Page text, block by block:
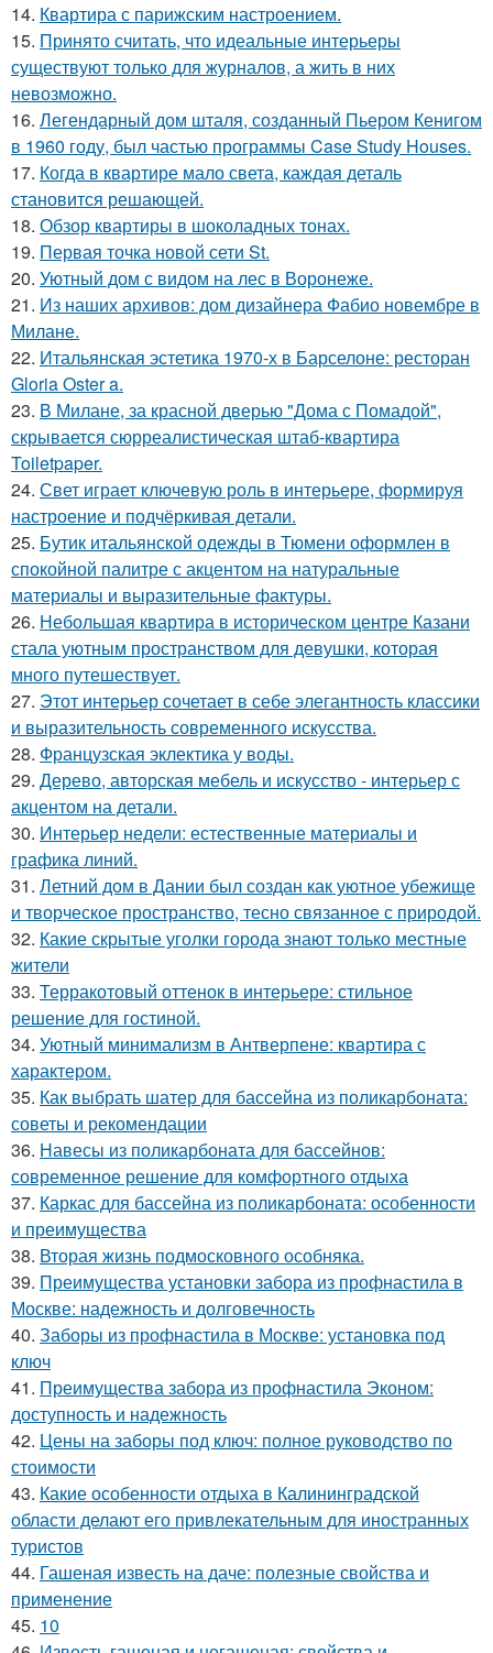
14. Квартира с парижским настроением.
15. Принято считать, что идеальные интерьеры
существуют только для журналов, а жить в них
невозможно.
16. Легендарный дом шталя, созданный Пьером Кенигом
в 1960 году, был частью программы Case Study Houses.
17. Когда в квартире мало света, каждая деталь
становится решающей.
18. Обзор квартиры в шоколадных тонах.
19. Первая точка новой сети St.
20. Уютный дом с видом на лес в Воронеже.
21. Из наших архивов: дом дизайнера Фабио новембре в
Милане.
22. Итальянская эстетика 1970-х в Барселоне: ресторан
Gloria Oster a.
23. В Милане, за красной дверью "Дома с Помадой",
скрывается сюрреалистическая штаб-квартира
Toiletpaper.
24. Свет играет ключевую роль в интерьере, формируя
настроение и подчёркивая детали.
25. Бутик итальянской одежды в Тюмени оформлен в
спокойной палитре с акцентом на натуральные
материалы и выразительные фактуры.
26. Небольшая квартира в историческом центре Казани
стала уютным пространством для девушки, которая
много путешествует.
27. Этот интерьер сочетает в себе элегантность классики
и выразительность современного искусства.
28. Французская эклектика у воды.
29. Дерево, авторская мебель и искусство - интерьер с
акцентом на детали.
30. Интерьер недели: естественные материалы и
графика линий.
31. Летний дом в Дании был создан как уютное убежище
и творческое пространство, тесно связанное с природой.
32. Какие скрытые уголки города знают только местные
жители
33. Терракотовый оттенок в интерьере: стильное
решение для гостиной.
34. Уютный минимализм в Антверпене: квартира с
характером.
35. Как выбрать шатер для бассейна из поликарбоната:
советы и рекомендации
36. Навесы из поликарбоната для бассейнов:
современное решение для комфортного отдыха
37. Каркас для бассейна из поликарбоната: особенности
и преимущества
38. Вторая жизнь подмосковного особняка.
39. Преимущества установки забора из профнастила в
Москве: надежность и долговечность
40. Заборы из профнастила в Москве: установка под
ключ
41. Преимущества забора из профнастила Эконом:
доступность и надежность
42. Цены на заборы под ключ: полное руководство по
стоимости
43. Какие особенности отдыха в Калининградской
области делают его привлекательным для иностранных
туристов
44. Гашеная известь на даче: полезные свойства и
применение
45. 10